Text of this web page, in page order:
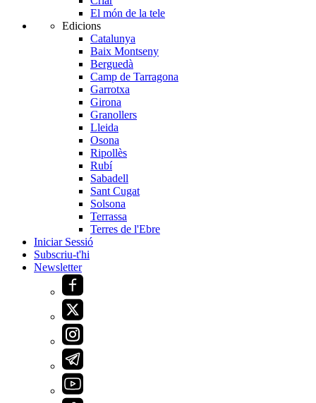
El món de la tele
Edicions
Catalunya
Baix Montseny
Berguedà
Camp de Tarragona
Garrotxa
Girona
Granollers
Lleida
Osona
Ripollès
Rubí
Sabadell
Sant Cugat
Solsona
Terrassa
Terres de l'Ebre
Iniciar Sessió
Subscriu-t'hi
Newsletter